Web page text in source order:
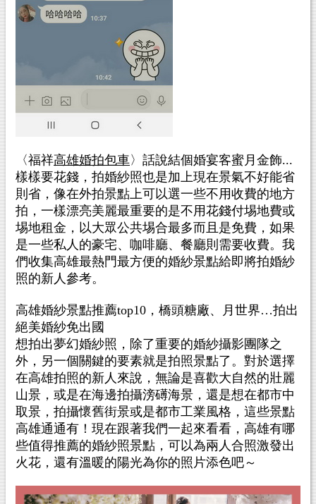
〈福祥高雄婚拍包車〉 話說結個婚宴客蜜月金飾...
樣樣要花錢，拍婚紗照也是加上現在景氣不好能省
則省，像在外拍景點上可以選一些不用收費的地方
拍，一樣漂亮美麗最重要的是不用花錢付埸地費或
埸地租金，以大眾公共埸合最多而且是免費，如果
是一些私人的豪宅、咖啡廳、餐廳則需要收費。我
們收集高雄最熱門最方便的婚紗景點給即將拍婚紗
照的新人參考。
高雄婚紗景點推薦top10，橋頭糖廠、月世界…拍出
絕美婚紗免出國
想拍出夢幻婚紗照，除了重要的婚紗攝影團隊之
外，另一個關鍵的要素就是拍照景點了。對於選擇
在高雄拍照的新人來說，無論是喜歡大自然的壯麗
山景，或是在海邊拍攝滂礡海景，還是想在都市中
取景，拍攝懷舊街景或是都市工業風格，這些景點
高雄通通有！現在跟著我們一起來看看，高雄有哪
些值得推薦的婚紗照景點，可以為兩人合照激發出
火花，還有溫暖的陽光為你的照片添色吧～